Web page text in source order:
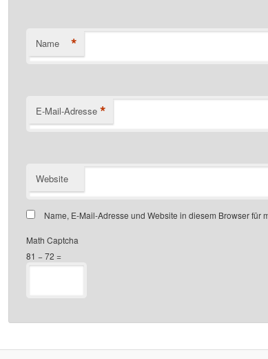
Name *
E-Mail-Adresse *
Website
Name, E-Mail-Adresse und Website in diesem Browser für
Math Captcha
81 − 72 =